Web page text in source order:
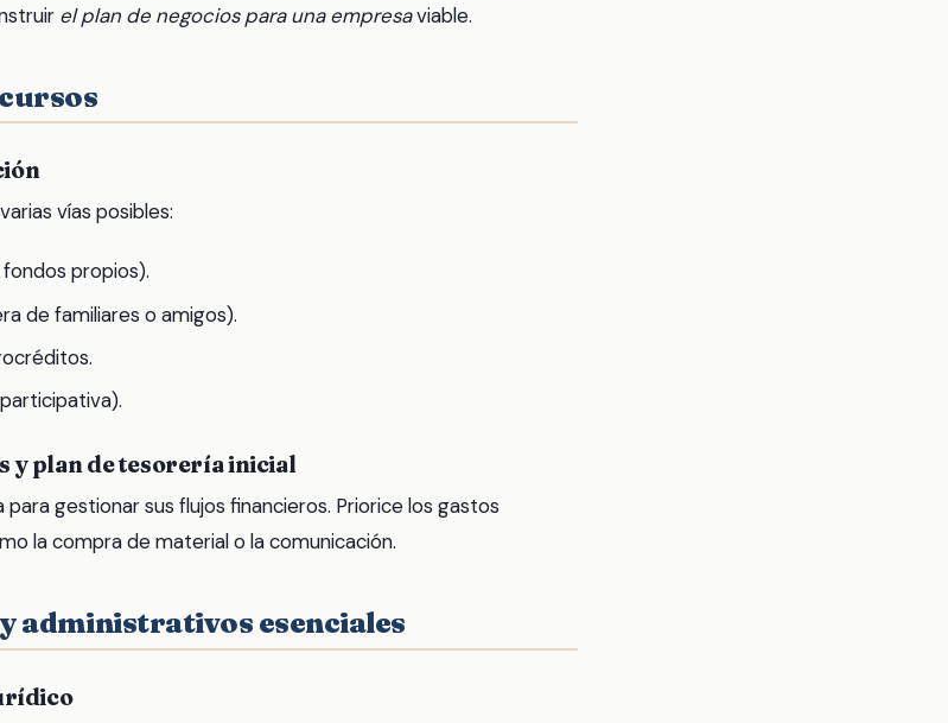
el plan de negocios para una empresaviable.
vías posibles:
propios).
de familiares o amigos).
y plan de tesorería inicial
gestionar sus flujos financieros. Priorice los gastos
la compra de material o la comunicación.
administrativos esenciales